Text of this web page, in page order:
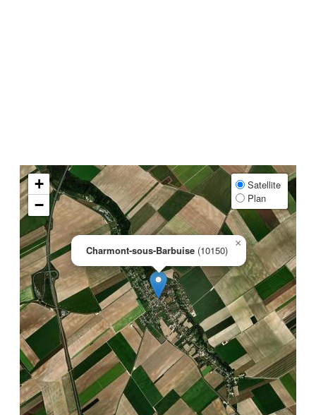
Charmont-sous-Barbuise (10150)
×
+
−
Satellite
Plan